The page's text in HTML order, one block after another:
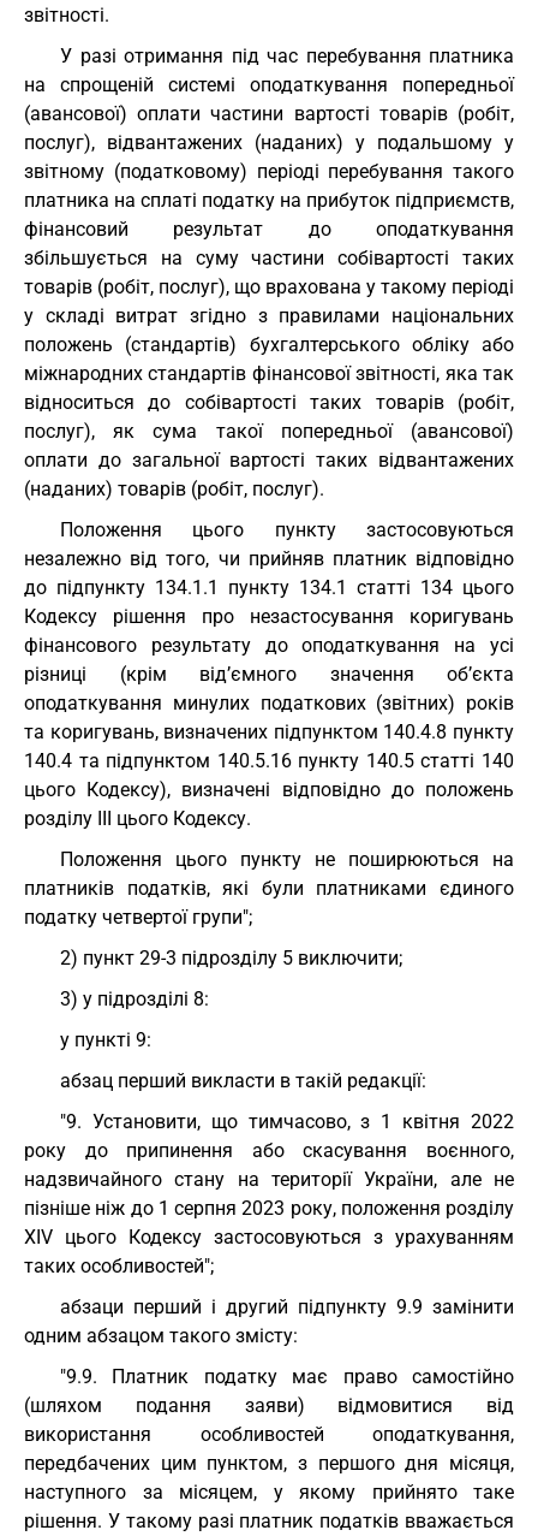
звітності.
У разі отримання під час перебування платника
на спрощеній системі оподаткування попередньої
(авансової) оплати частини вартості товарів (робіт,
послуг), відвантажених (наданих) у подальшому у
звітному (податковому) періоді перебування такого
платника на сплаті податку на прибуток підприємств,
фінансовий результат до оподаткування
збільшується на суму частини собівартості таких
товарів (робіт, послуг), що врахована у такому періоді
у складі витрат згідно з правилами національних
положень (стандартів) бухгалтерського обліку або
міжнародних стандартів фінансової звітності, яка так
відноситься до собівартості таких товарів (робіт,
послуг), як сума такої попередньої (авансової)
оплати до загальної вартості таких відвантажених
(наданих) товарів (робіт, послуг).
Положення цього пункту застосовуються
незалежно від того, чи прийняв платник відповідно
до підпункту 134.1.1 пункту 134.1 статті 134 цього
Кодексу рішення про незастосування коригувань
фінансового результату до оподаткування на усі
різниці (крім від’ємного значення об’єкта
оподаткування минулих податкових (звітних) років
та коригувань, визначених підпунктом 140.4.8 пункту
140.4 та підпунктом 140.5.16 пункту 140.5 статті 140
цього Кодексу), визначені відповідно до положень
розділу III цього Кодексу.
Положення цього пункту не поширюються на
платників податків, які були платниками єдиного
податку четвертої групи";
2) пункт 29-3 підрозділу 5 виключити;
3) у підрозділі 8:
у пункті 9:
абзац перший викласти в такій редакції:
"9. Установити, що тимчасово, з 1 квітня 2022
року до припинення або скасування воєнного,
надзвичайного стану на території України, але не
пізніше ніж до 1 серпня 2023 року, положення розділу
XIV цього Кодексу застосовуються з урахуванням
таких особливостей";
абзаци перший і другий підпункту 9.9 замінити
одним абзацом такого змісту:
"9.9. Платник податку має право самостійно
(шляхом подання заяви) відмовитися від
використання особливостей оподаткування,
передбачених цим пунктом, з першого дня місяця,
наступного за місяцем, у якому прийнято таке
рішення. У такому разі платник податків вважається